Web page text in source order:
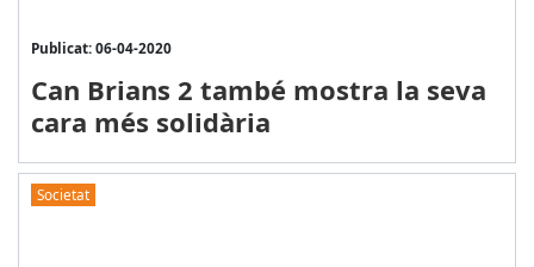
Publicat: 06-04-2020
Can Brians 2 també mostra la seva
cara més solidària
Societat